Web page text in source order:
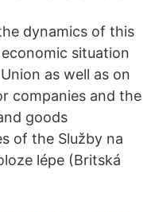
dynamics of this
situation
as well as on
companies and the
goods
of the Služby na
lépe (Britská